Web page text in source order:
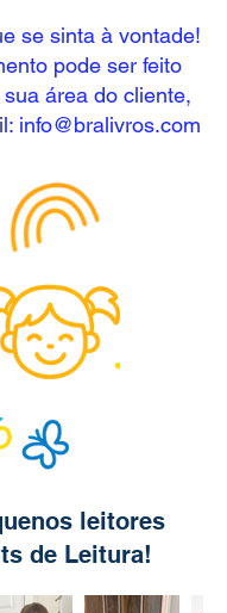
se sinta à vontade!
pode ser feito
área do cliente,
info@bralivros.com
leitores
de Leitura!